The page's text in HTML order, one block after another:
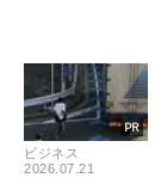
ビジネス
2026.07.21